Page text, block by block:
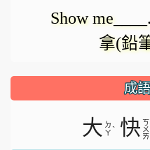
載
Show
拿(鉛
成
大 ㄉ
ㄚ ˋ 快 ㄎ
ㄨ
ㄞ